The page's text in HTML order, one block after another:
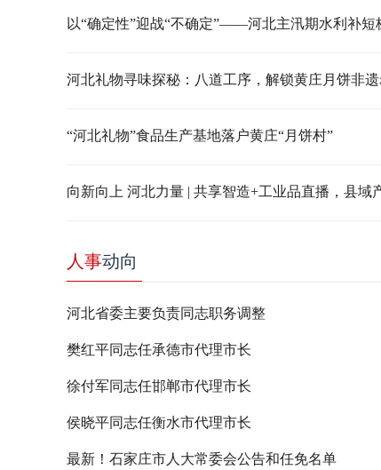
以“确定性”迎战“不确定”——河北主汛期水利补短
河北礼物寻味探秘：八道工序，解锁黄庄月饼非
“河北礼物”食品生产基地落户黄庄“月饼村”
人事动向
河北省委主要负责同志职务调整
樊红平同志任承德市代理市长
徐付军同志任邯郸市代理市长
侯晓平同志任衡水市代理市长
最新！石家庄市人大常委会公告和任免名单